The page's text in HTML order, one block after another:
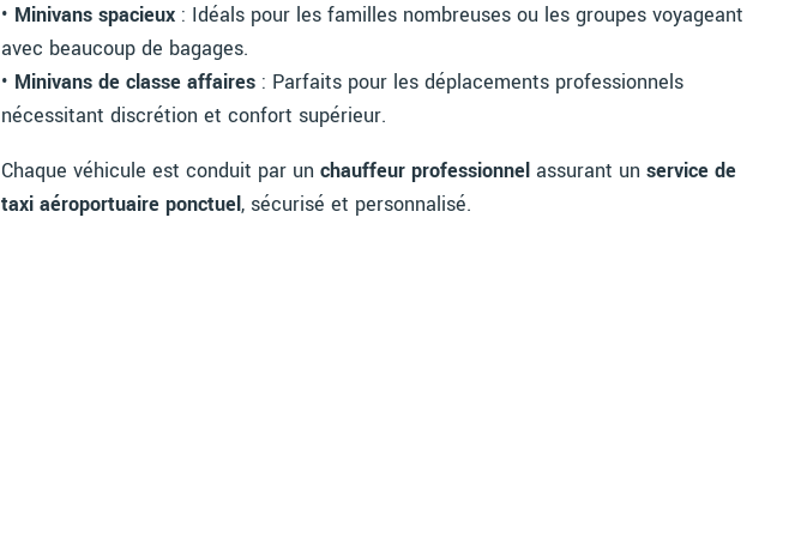
• Minivans spacieux : Idéals pour les familles nombreuses ou les groupes voyageant
avec beaucoup de bagages.
• Minivans de classe affaires : Parfaits pour les déplacements professionnels
nécessitant discrétion et confort supérieur.
Chaque véhicule est conduit par un chauffeur professionnel assurant un service de
taxi aéroportuaire ponctuel, sécurisé et personnalisé.